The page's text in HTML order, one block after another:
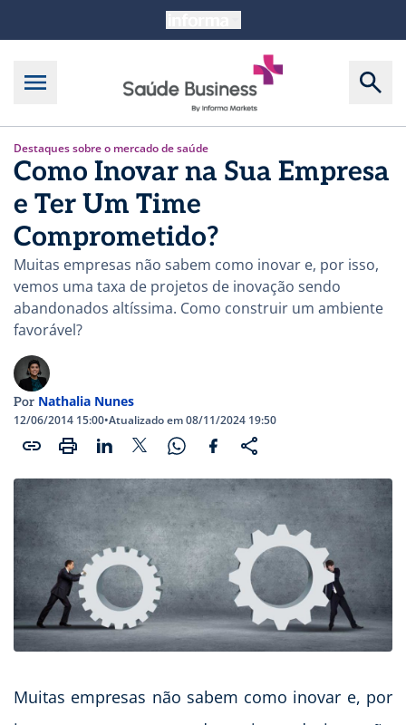
Destaques sobre o mercado de saúde
Como Inovar na Sua Empresa
e Ter Um Time
Comprometido?
Muitas empresas não sabem como inovar e, por isso,
vemos uma taxa de projetos de inovação sendo
abandonados altíssima. Como construir um ambiente
favorável?
Por Nathalia Nunes
12/06/2014 15:00•Atualizado em 08/11/2024 19:50
Muitas empresas não sabem como inovar e, por